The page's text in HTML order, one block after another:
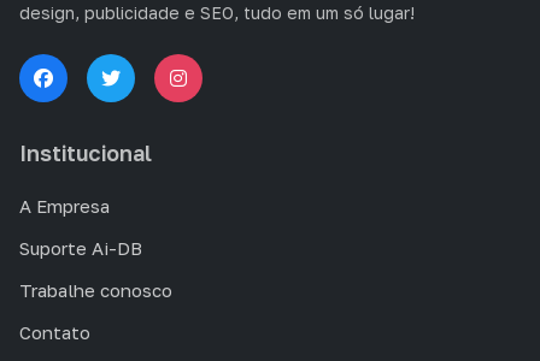
design, publicidade e SEO, tudo em um só lugar!
Institucional
A Empresa
Suporte Ai-DB
Trabalhe conosco
Contato